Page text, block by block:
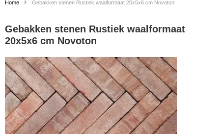
Home Gebakken stenen Rustiek waalformaat 20x5x6 cm Novoton
Gebakken stenen Rustiek waalformaat
20x5x6 cm Novoton